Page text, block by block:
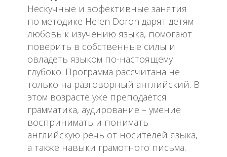
Нескучные и эффективные занятия
по методике Helen Doron дарят детям
любовь к изучению языка, помогают
поверить в собственные силы и
овладеть языком по-настоящему
глубоко. Программа рассчитана не
только на разговорный английский. В
этом возрасте уже преподаётся
грамматика, аудирование – умение
воспринимать и понимать
английскую речь от носителей языка,
а также навыки грамотного письма.